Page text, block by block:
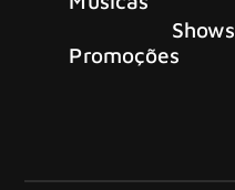
Promoções
Shows